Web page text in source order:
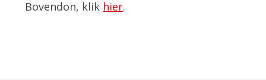
Bovendon, klik hier.